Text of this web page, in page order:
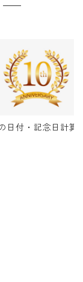
日付・記念日計算